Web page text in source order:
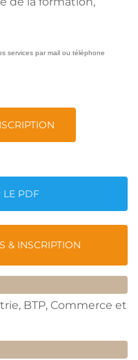
services par mail ou téléphone
LE PDF
& INSCRIPTION
BTP, Commerce et